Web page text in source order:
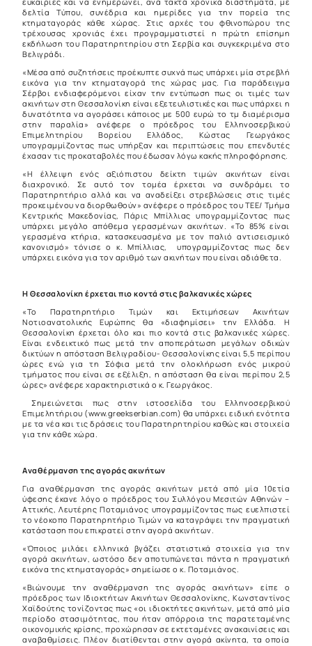
δελτία Τύπου, συνέδρια και ημερίδες για την πορεία της
κτηματαγοράς κάθε χώρας. Στις αρχές του φθινοπώρου της
τρέχουσας χρονιάς έχει προγραμματιστεί η πρώτη επίσημη
εκδήλωση του Παρατηρητηρίου στη Σερβία και συγκεκριμένα στο
Βελιγράδι.
«Μέσα από συζητήσεις προέκυπτε συχνά πως υπάρχει μία στρεβλή
εικόνα για την κτηματαγορά της χώρας μας. Για παράδειγμα
Σέρβοι ενδιαφερόμενοι είχαν την εντύπωση πως οι τιμές των
ακινήτων στη Θεσσαλονίκη είναι εξετευλιστικές και πως υπάρχει η
δυνατότητα να αγοράσει κάποιος με 500 ευρώ το τμ διαμέρισμα
στην παραλία» ανέφερε ο πρόεδρος του Ελληνοσερβικού
Επιμελητηρίου Βορείου Ελλάδος, Κώστας Γεωργάκος
υπογραμμίζοντας πως υπήρξαν και περιπτώσεις που επενδυτές
έχασαν τις προκαταβολές που έδωσαν λόγω κακής πληροφόρησης.
«Η έλλειψη ενός αξιόπιστου δείκτη τιμών ακινήτων είναι
διαχρονικό. Σε αυτό τον τομέα έρχεται να συνδράμει το
Παρατηρητήριο αλλά και να αναδείξει στρεβλώσεις στις τιμές
προκειμένου να διορθωθούν» ανέφερε ο πρόεδρος του ΤΕΕ/ Τμήμα
Κεντρικής Μακεδονίας, Πάρις Μπίλλιας υπογραμμίζοντας πως
υπάρχει μεγάλο απόθεμα γερασμένων ακινήτων. «Το 85% είναι
γερασμένα κτήρια, κατασκευασμένα με τον παλιό αντισεισμικό
κανονισμό» τόνισε ο κ. Μπίλλιας, υπογραμμίζοντας πως δεν
υπάρχει εικόνα για τον αριθμό των ακινήτων που είναι αδιάθετα.
Η Θεσσαλονίκη έρχεται πιο κοντά στις βαλκανικές χώρες
«Το Παρατηρητήριο Τιμών και Εκτιμήσεων Ακινήτων
Νοτιοανατολικής Ευρώπης θα «διαφημίσει» την Ελλάδα. Η
Θεσσαλονίκη έρχεται όλο και πιο κοντά στις βαλκανικές χώρες.
Είναι ενδεικτικό πως μετά την αποπεράτωση μεγάλων οδικών
δικτύων η απόσταση Βελιγραδίου- Θεσσαλονίκης είναι 5,5 περίπου
ώρες ενώ για τη Σόφια μετά την ολοκλήρωση ενός μικρού
τμήματος που είναι σε εξέλιξη, η απόσταση θα είναι περίπου 2,5
ώρες» ανέφερε χαρακτηριστικά ο κ. Γεωργάκος.
Σημειώνεται πως στην ιστοσελίδα του Ελληνοσερβικού
Επιμελητήριου (www.greekserbian.com) θα υπάρχει ειδική ενότητα
με τα νέα και τις δράσεις του Παρατηρητηρίου καθώς και στοιχεία
για την κάθε χώρα.
Αναθέρμανση της αγοράς ακινήτων
Για αναθέρμανση της αγοράς ακινήτων μετά από μία 10ετία
ύφεσης έκανε λόγο ο πρόεδρος του Συλλόγου Μεσιτών Αθηνών –
Αττικής, Λευτέρης Ποταμιάνος υπογραμμίζοντας πως ευελπιστεί
το νέοκοπο Παρατηρητήριο Τιμών να καταγράψει την πραγματική
κατάσταση που επικρατεί στην αγορά ακινήτων.
«Όποιος μιλάει ελληνικά βγάζει στατιστικά στοιχεία για την
αγορά ακινήτων, ωστόσο δεν αποτυπώνεται πάντα η πραγματική
εικόνα της κτηματαγοράς» σημείωσε ο κ. Ποταμιάνος.
«Βιώνουμε την αναθέρμανση της αγοράς ακινήτων» είπε ο
πρόεδρος των Ιδιοκτήτων Ακινήτων Θεσσαλονίκης, Κωνσταντίνος
Χαϊδούτης τονίζοντας πως «οι ιδιοκτήτες ακινήτων, μετά από μία
περίοδο στασιμότητας, που ήταν απόρροια της παρατεταμένης
οικονομικής κρίσης, προχώρησαν σε εκτεταμένες ανακαινίσεις και
αναβαθμίσεις. Πλέον διατίθενται στην αγορά ακίνητα, τα οποία